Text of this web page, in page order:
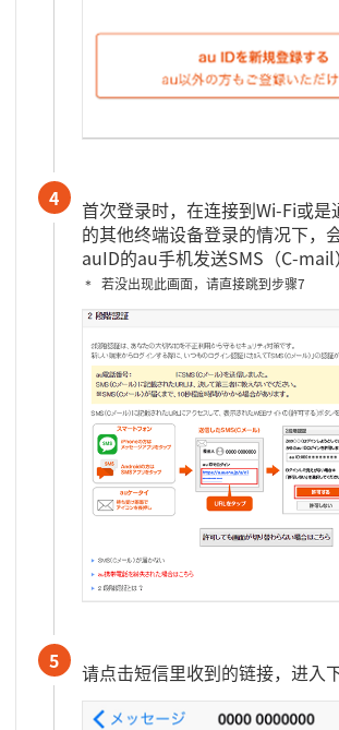
4
首次登录时，在连接到Wi-Fi或是
的其他终端设备登录的情况下，
auID的au手机发送SMS（C-mail
若没出现此画面，请直接跳到步骤7
5 请点击短信里收到的链接，进入